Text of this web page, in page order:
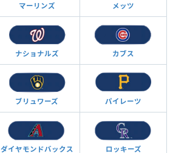
マーリンズ メッツ
ナショナルズ カブス
ブリュワーズ パイレーツ
ダイヤモンドバックス ロッキーズ